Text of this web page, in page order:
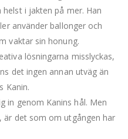
i jakten på mer. Han
använder ballonger och
vaktar sin honung.
lösningarna misslyckas,
det ingen annan utväg än
Kanin.
in genom Kanins hål. Men
är det som om utgången har